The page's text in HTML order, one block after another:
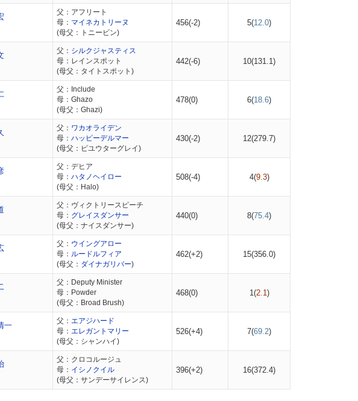
父：アフリート
母： マイネカトリーヌ
(母父：トニービン)
456(-2) 5(12.0)
父： シルクジャスティス
母：レインスポット
(母父：タイトスポット)
442(-6) 10(131.1)
父：Include
母：Ghazo
(母父：Ghazi)
478(0) 6(18.6)
父： ワカオライデン
母： ハッピーデルマー
(母父：ピユウターグレイ)
430(-2) 12(279.7)
父：デヒア
母： ハタノヘイロー
(母父：Halo)
508(-4) 4(9.3)
父：ヴィクトリースピーチ
母： グレイスダンサー
(母父：ナイスダンサー)
440(0) 8(75.4)
父： ウイングアロー
母： ルードルフィア
(母父： ダイナガリバー)
462(+2) 15(356.0)
父：Deputy Minister
母：Powder
(母父：Broad Brush)
468(0) 1(2.1)
一
父： エアジハード
母： エレガントマリー
(母父：シャンハイ)
526(+4) 7(69.2)
父：クロコルージュ
母： イシノクイル
(母父：サンデーサイレンス)
396(+2) 16(372.4)